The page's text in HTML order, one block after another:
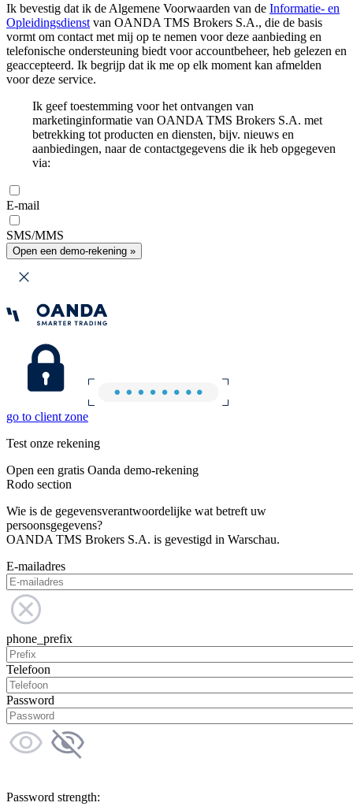
Ik bevestig dat ik de Algemene Voorwaarden van de Informatie- en
Opleidingsdienst van OANDA TMS Brokers S.A., die de basis
vormt om contact met mij op te nemen voor deze aanbieding en
telefonische ondersteuning biedt voor accountbeheer, heb gelezen en
geaccepteerd. Ik begrijp dat ik me op elk moment kan afmelden
voor deze service.
Ik geef toestemming voor het ontvangen van
marketinginformatie van OANDA TMS Brokers S.A. met
betrekking tot producten en diensten, bijv. nieuws en
aanbiedingen, naar de contactgegevens die ik heb opgegeven
via:
E-mail
SMS/MMS
Open een demo-rekening »
go to client zone
Test onze rekening
Open een gratis Oanda demo-rekening
Rodo section
Wie is de gegevensverantwoordelijke wat betreft uw
persoonsgegevens?
OANDA TMS Brokers S.A. is gevestigd in Warschau.
E-mailadres
phone_prefix
Telefoon
Password
Password strength: